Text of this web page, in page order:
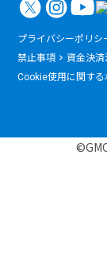
プライバシーポリシ
禁止事項
資金決
Cookie使用に関する